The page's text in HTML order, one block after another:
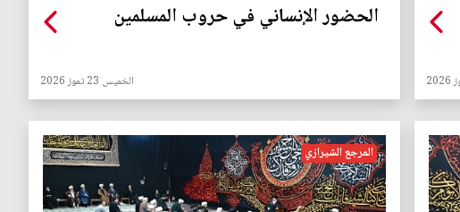
الحضور الإنساني في حروب المسلمين
الخميس 23 تموز 2026
المرجع الشيرازي